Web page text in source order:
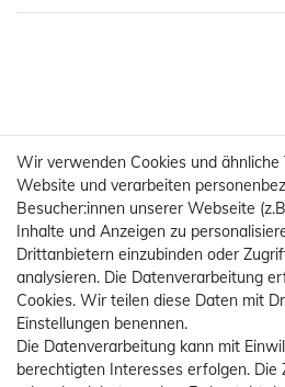
Mehr
Wir verwenden Cookies und
Website und verarbeiten
Besucher:innen unserer Webseite
Inhalte und Anzeigen zu
Drittanbietern einzubinden oder
analysieren. Die Datenverarbeitung
Cookies. Wir teilen diese Daten mit
Einstellungen benennen.
Die Datenverarbeitung kann mit
berechtigten Interesses erfolgen.